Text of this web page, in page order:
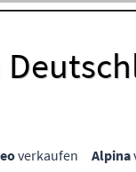
verkaufen Alpina